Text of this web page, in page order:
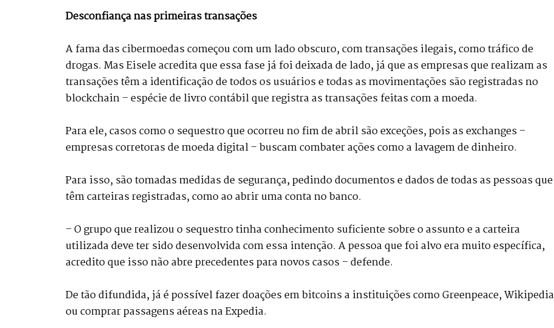
Desconfiança nas primeiras transações
A fama das cibermoedas começou com um lado obscuro, com transações ilegais, como tráfico de
drogas. Mas Eisele acredita que essa fase já foi deixada de lado, já que as empresas que realizam as
transações têm a identificação de todos os usuários e todas as movimentações são registradas no
blockchain – espécie de livro contábil que registra as transações feitas com a moeda.
Para ele, casos como o sequestro que ocorreu no fim de abril são exceções, pois as exchanges –
empresas corretoras de moeda digital – buscam combater ações como a lavagem de dinheiro.
Para isso, são tomadas medidas de segurança, pedindo documentos e dados de todas as pessoas que
têm carteiras registradas, como ao abrir uma conta no banco.
– O grupo que realizou o sequestro tinha conhecimento suficiente sobre o assunto e a carteira
utilizada deve ter sido desenvolvida com essa intenção. A pessoa que foi alvo era muito específica,
acredito que isso não abre precedentes para novos casos – defende.
De tão difundida, já é possível fazer doações em bitcoins a instituições como Greenpeace, Wikipedia
ou comprar passagens aéreas na Expedia.